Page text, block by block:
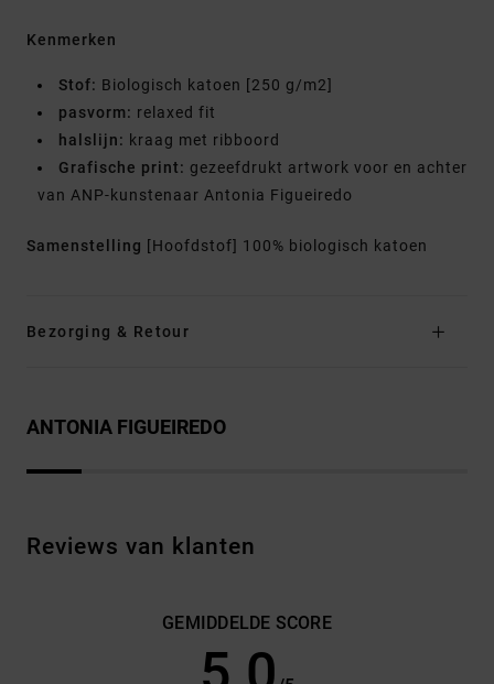
Kenmerken
Stof: Biologisch katoen [250 g/m2]
pasvorm: relaxed fit
halslijn: kraag met ribboord
Grafische print: gezeefdrukt artwork voor en achter
van ANP-kunstenaar Antonia Figueiredo
Samenstelling [Hoofdstof] 100% biologisch katoen
Bezorging & Retour
ANTONIA FIGUEIREDO
Reviews van klanten
GEMIDDELDE SCORE